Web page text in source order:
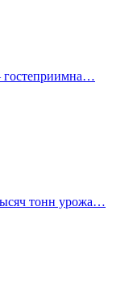
тонн урожа…